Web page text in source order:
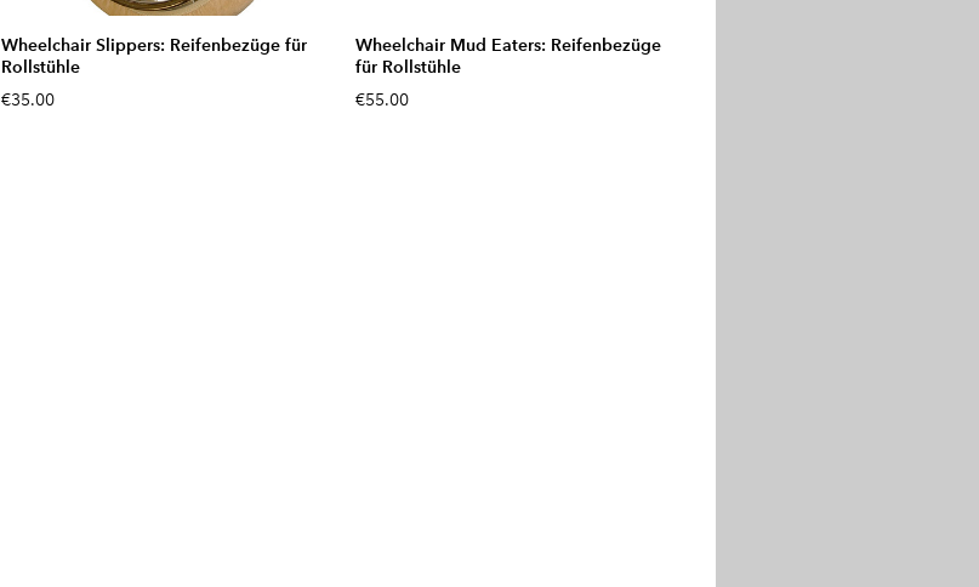
Wheelchair Slippers: Reifenbezüge für
Rollstühle
€35.00
Wheelchair Mud Eaters: Reifenbezüge
für Rollstühle
€55.00